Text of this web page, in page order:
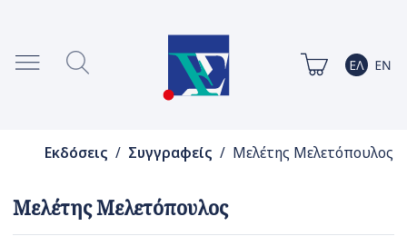
Εκδόσεις / Συγγραφείς / Μελέτης Μελετόπουλος
Μελέτης Μελετόπουλος